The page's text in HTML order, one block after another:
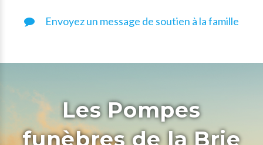
Envoyez un message de soutien à la famille
Les Pompes
funèbres de la Brie